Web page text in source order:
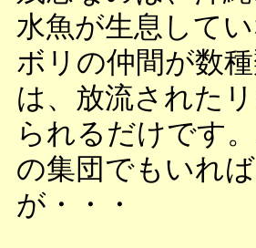
水魚が生息して
ボリの仲間が数
は、放流された
られるだけです
の集団でもいれ
が・・・